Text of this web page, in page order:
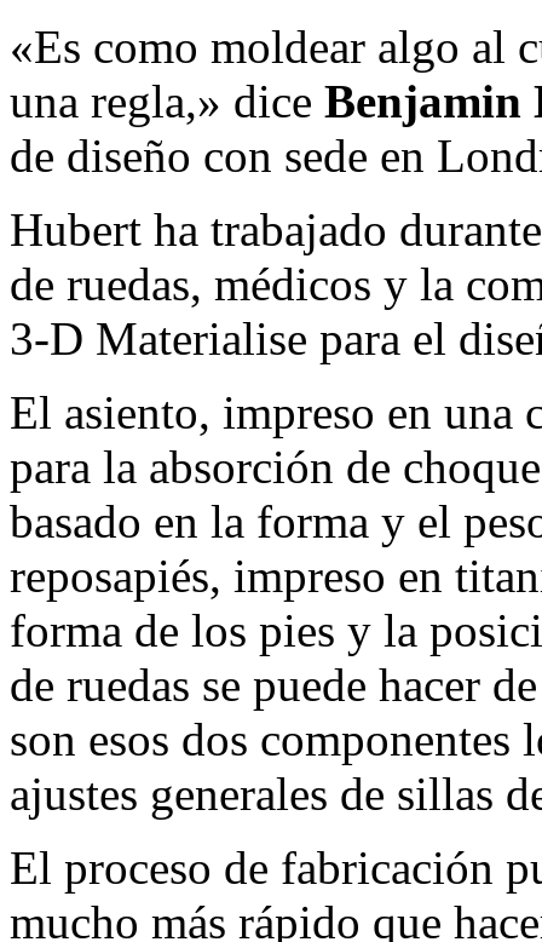
«Es como moldear algo al
una regla,» dice Benjamin
de diseño con sede en
Hubert ha trabajado
de ruedas, médicos y la
3-D Materialise para el
El asiento, impreso en una
para la absorción de
basado en la forma y el
reposapiés, impreso en
forma de los pies y la
de ruedas se puede hacer
son esos dos
ajustes generales de sillas
El proceso de fabricación
mucho más rápido que